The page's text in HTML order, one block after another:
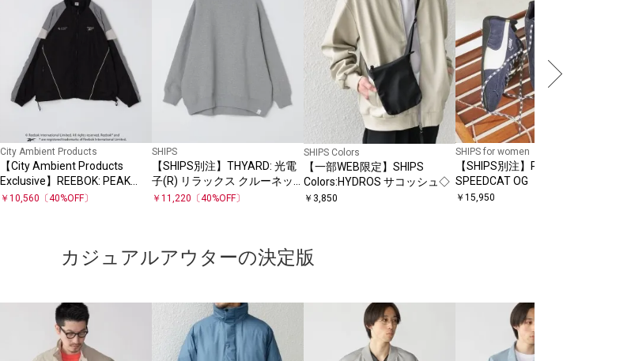
City Ambient Products
【City Ambient Products
Exclusive】REEBOK: PEAK
PERFORMANCE WIND JACKET
￥ 10,560 〔40%OFF〕
SHIPS
【SHIPS別注】THYARD: 光電
子(R) リラックス クルーネッ
ク スウェット
￥ 11,220 〔40%OFF〕
SHIPS Colors
【一部WEB限定】SHIPS
Colors:HYDROS サコッシュ◇
￥ 3,850
SHIPS for women
【SHIPS別注】PUMA:
SPEEDCAT OG
￥ 15,950
カジュアルアウターの決定版